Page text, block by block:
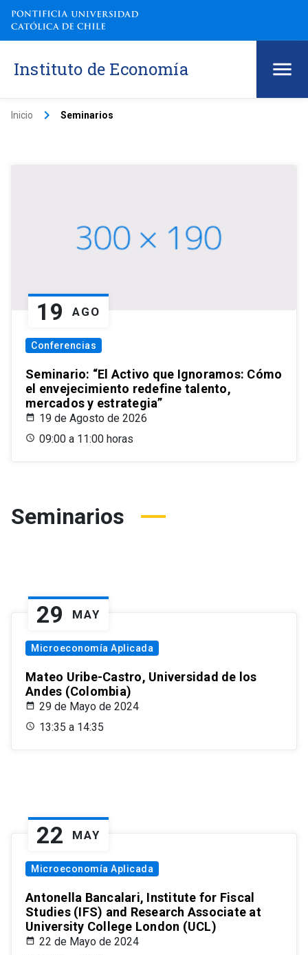
Instituto de Economía
Inicio keyboard_arrow_right Seminarios
19 AGO
Conferencias
Seminario: “El Activo que Ignoramos: Cómo
el envejecimiento redefine talento,
mercados y estrategia”
19 de Agosto de 2026
09:00 a 11:00 horas
Seminarios
29 MAY
Microeconomía Aplicada
Mateo Uribe-Castro, Universidad de los
Andes (Colombia)
29 de Mayo de 2024
13:35 a 14:35
22 MAY
Microeconomía Aplicada
Antonella Bancalari, Institute for Fiscal
Studies (IFS) and Research Associate at
University College London (UCL)
22 de Mayo de 2024